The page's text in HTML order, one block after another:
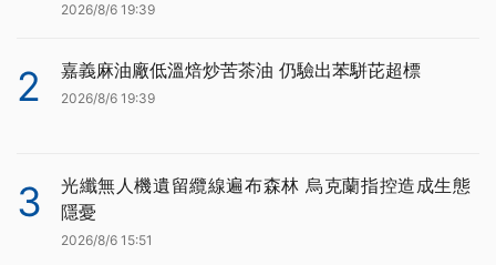
2026/8/6 19:39
2 嘉義麻油廠低溫焙炒苦茶油 仍驗出苯駢芘超標
2026/8/6 19:39
3
光纖無人機遺留纜線遍布森林 烏克蘭指控造成生態
隱憂
2026/8/6 15:51